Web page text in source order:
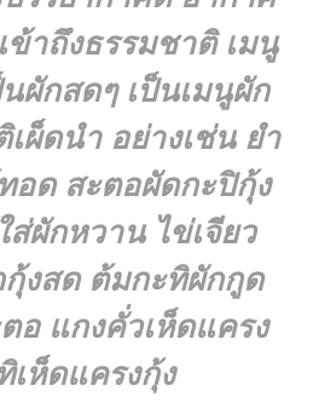
ข้าถึงธรรมชาติ เมนู
ผักสดๆ เป็นเมนูผัก
ผ็ดนำ อย่างเช่น ยำ
อด สะตอผัดกะปิกุ้ง
ส่ผักหวาน ไข่เจียว
งสด ต้มกะทิผักกูด
อ แกงคั่วเห็ดแครง
เห็ดแครงกุ้ง